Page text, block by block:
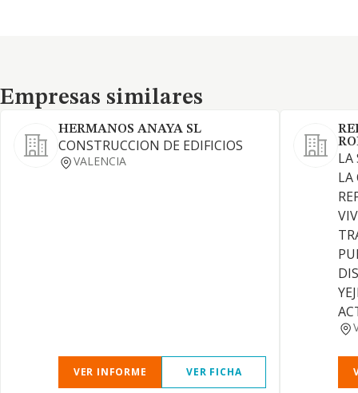
Empresas similares
Empresas similares
HERMANOS ANAYA SL
CONSTRUCCION DE EDIFICIOS
VALENCIA
VER INFORME VER FICHA
LA
LA